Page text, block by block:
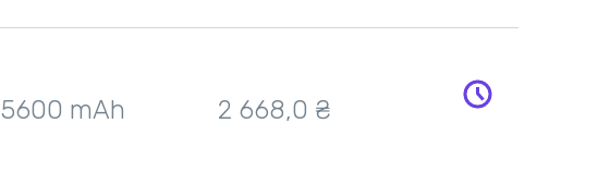
5600 mAh 2 668,0 ₴